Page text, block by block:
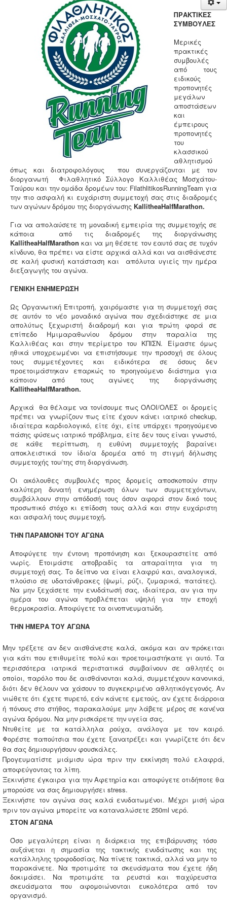
Επικοινωνία
ΠΡΑΚΤΙΚΕΣ
ΣΥΜΒΟΥΛΕΣ
Μερικές
πρακτικές
συμβουλές
από τους
ειδικούς
προπονητές
μεγάλων
αποστάσεων
και
έμπειρους
προπονητές
του
κλασσικού
αθλητισμού
όπως και διατροφολόγους που συνεργάζονται με τον
διοργανωτή Φιλαθλητικό Σύλλογο Καλλιθέας Μοσχάτου-
Ταύρου και την ομάδα δρομέων του: FilathlitikosRunningTeam για
την πιο ασφαλή κι ευχάριστη συμμετοχή σας στις διαδρομές
των αγώνων δρόμου της διοργάνωσης KallitheaHalfMarathon.
Για να απολαύσετε τη μοναδική εμπειρία της συμμετοχής σε
κάποια από τις διαδρομές της διοργάνωσης
KallitheaHalfMarathon και να μη θέσετε τον εαυτό σας σε τυχόν
κίνδυνο, θα πρέπει να είστε αρχικά αλλά και να αισθάνεστε
σε καλή φυσική κατάσταση και απόλυτα υγιείς την ημέρα
διεξαγωγής του αγώνα.
ΓΕΝΙΚΗ ΕΝΗΜΕΡΩΣΗ
Ως Οργανωτική Επιτροπή, χαιρόμαστε για τη συμμετοχή σας
σε αυτόν το νέο μοναδικό αγώνα που σχεδιάστηκε σε μια
απολύτως ξεχωριστή διαδρομή και για πρώτη φορά σε
επίπεδο Ημιμαραθωνίου δρόμου στην παραλία της
Καλλιθέας και στην περίμετρο του ΚΠΙΣΝ. Είμαστε όμως
ηθικά υποχρεωμένοι να επιστήσουμε την προσοχή σε όλους
τους συμμετέχοντες και ειδικότερα σε όσους δεν
προετοιμάστηκαν επαρκώς το προηγούμενο διάστημα για
κάποιον από τους αγώνες της διοργάνωσης
ΚallitheaHalfMarathon.
Αρχικά θα θέλαμε να τονίσουμε πως ΟΛΟΙ/ΟΛΕΣ οι δρομείς
πρέπει να γνωρίζουν πως είτε έχουν κάνει ιατρικό checkup,
ιδιαίτερα καρδιολογικό, είτε όχι, είτε υπάρχει προηγούμενο
πάσης φύσεως ιατρικό πρόβλημα, είτε δεν τους είναι γνωστό,
σε κάθε περίπτωση, η ευθύνη συμμετοχής βαραίνει
αποκλειστικά τον ίδιο/α δρομέα από τη στιγμή δήλωσης
συμμετοχής του/της στη διοργάνωση.
Οι ακόλουθες συμβουλές προς δρομείς αποσκοπούν στην
καλύτερη δυνατή ενημέρωση όλων των συμμετεχόντων,
συμβάλλουν στην απόδοσή τους όσον αφορά στον δικό τους
προσωπικό στόχο κι επίδοση τους αλλά και στην ευχάριστη
και ασφαλή τους συμμετοχή.
ΤΗΝ ΠΑΡΑΜΟΝΗ ΤΟΥ ΑΓΩΝΑ
Αποφύγετε την έντονη προπόνηση και ξεκουραστείτε από
νωρίς. Ετοιμάστε αποβραδίς τα απαραίτητα για τη
συμμετοχή σας. Το δείπνο να είναι ελαφρύ και, αναλογικά,
πλούσιο σε υδατάνθρακες (ψωμί, ρύζι, ζυμαρικά, πατάτες).
Να μην ξεχάσετε την ενυδάτωσή σας, ιδιαίτερα, αν για την
ημέρα του αγώνα προβλέπεται υψηλή για την εποχή
θερμοκρασία. Αποφύγετε τα οινοπνευματώδη.
ΤΗΝ ΗΜΕΡΑ ΤΟΥ ΑΓΩΝΑ
Μην τρέξετε αν δεν αισθάνεστε καλά, ακόμα και αν πρόκειται
για κάτι που επιθυμείτε πολύ και προετοιμαστήκατε γι αυτό. Τα
περισσότερα ιατρικά περιστατικά συμβαίνουν σε αθλητές οι
οποίοι, παρόλο που δε αισθάνονται καλά, συμμετέχουν κανονικά,
διότι δεν θέλουν να χάσουν το συγκεκριμένο αθλητικόγεγονός. Αν
νιώθετε ότι έχετε πυρετό, εάν κάνετε εμετούς, αν έχετε διάρροια
ή πόνους στο στήθος, παρακαλούμε μην λάβετε μέρος σε κανένα
αγώνα δρόμου. Να μην ρισκάρετε την υγεία σας.
Ντυθείτε με τα κατάλληλα ρούχα, ανάλογα με τον καιρό.
Φορέστε παπούτσια που έχετε ξανατρέξει και γνωρίζετε ότι δεν
θα σας δημιουργήσουν φουσκάλες.
Προγευματίστε μιάμισυ ώρα πριν την εκκίνηση πολύ ελαφρά,
αποφεύγοντας τα λίπη.
Ξεκινήστε έγκαιρα για την Αφετηρία και αποφύγετε οτιδήποτε θα
μπορούσε να σας δημιουργήσει stress.
Ξεκινήστε τον αγώνα σας καλά ενυδατωμένοι. Μέχρι μισή ώρα
πριν τον αγώνα μπορείτε να καταναλώσετε 250ml νερό.
ΣΤΟΝ ΑΓΩΝΑ
Όσο μεγαλύτερη είναι η διάρκεια της επιβάρυνσης τόσο
αυξάνεται η σημασία της τακτικής ενυδάτωσης και της
κατάλληλης τροφοδοσίας. Να πίνετε τακτικά, αλλά να μην το
παρακάνετε. Να προτιμάτε τα σκευάσματα που έχετε ήδη
δοκιμάσει. Να προτιμάτε τα ρευστά και παχύρευστα
σκευάσματα που αφομοιώνονται ευκολότερα από τον
οργανισμό.